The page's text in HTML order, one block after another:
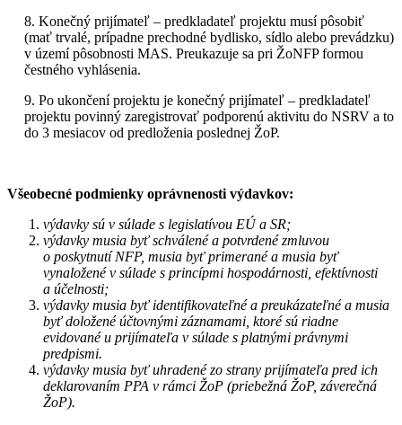
8. Konečný prijímateľ – predkladateľ projektu musí pôsobiť
(mať trvalé, prípadne prechodné bydlisko, sídlo alebo prevádzku)
v území pôsobnosti MAS. Preukazuje sa pri ŽoNFP formou
čestného vyhlásenia.
9. Po ukončení projektu je konečný prijímateľ – predkladateľ
projektu povinný zaregistrovať podporenú aktivitu do NSRV a to
do 3 mesiacov od predloženia poslednej ŽoP.
Všeobecné podmienky oprávnenosti výdavkov:
výdavky sú v súlade s legislatívou EÚ a SR;
výdavky musia byť schválené a potvrdené zmluvou
o poskytnutí NFP, musia byť primerané a musia byť
vynaložené v súlade s princípmi hospodárnosti, efektívnosti
a účelnosti;
výdavky musia byť identifikovateľné a preukázateľné a musia
byť doložené účtovnými záznamami, ktoré sú riadne
evidované u prijímateľa v súlade s platnými právnymi
predpismi.
výdavky musia byť uhradené zo strany prijímateľa pred ich
deklarovaním PPA v rámci ŽoP (priebežná ŽoP, záverečná
ŽoP).